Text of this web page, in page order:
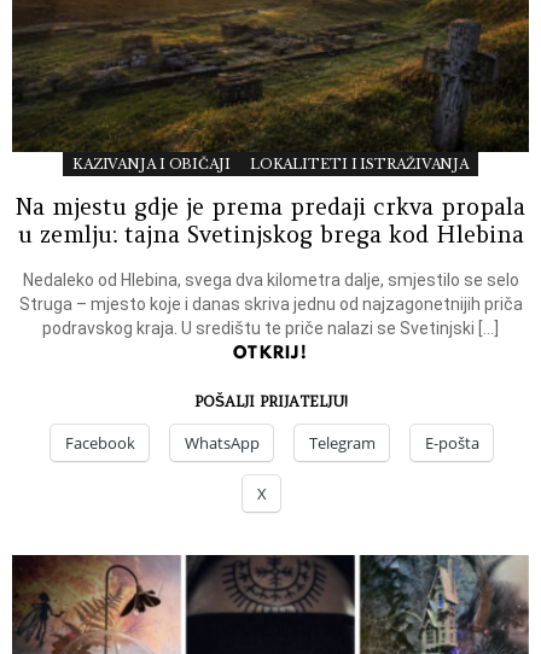
KAZIVANJA I OBIČAJI LOKALITETI I ISTRAŽIVANJA
Na mjestu gdje je prema predaji crkva propala
u zemlju: tajna Svetinjskog brega kod Hlebina
Nedaleko od Hlebina, svega dva kilometra dalje, smjestilo se selo
Struga – mjesto koje i danas skriva jednu od najzagonetnijih priča
podravskog kraja. U središtu te priče nalazi se Svetinjski […]
OTKRIJ!
POŠALJI PRIJATELJU!
Facebook WhatsApp Telegram E-pošta
X